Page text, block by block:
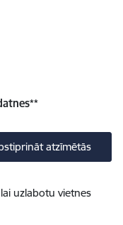
**
atzīmētās
uzlabotu vietnes